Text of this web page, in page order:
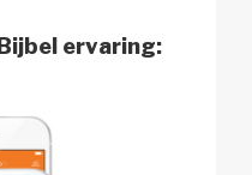
ervaring: